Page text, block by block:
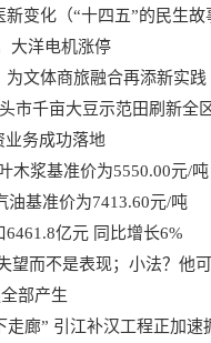
变化（“十四五”的民生故
大洋电机涨停
为文体商旅融合再添新实践
市千亩大豆示范田刷新全
业务成功落地
木浆基准价为5550.00元/吨
油基准价为7413.60元/吨
亿元 同比增长6%
望而不是表现；小法？他
部产生
走廊” 引江补汉工程正加速